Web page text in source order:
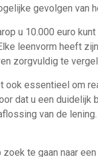
gevolgen van
u 10.000 euro
leenvorm heeft
zorgvuldig te
ook essentieel om
dat u een duidelijk
van de
te gaan naar